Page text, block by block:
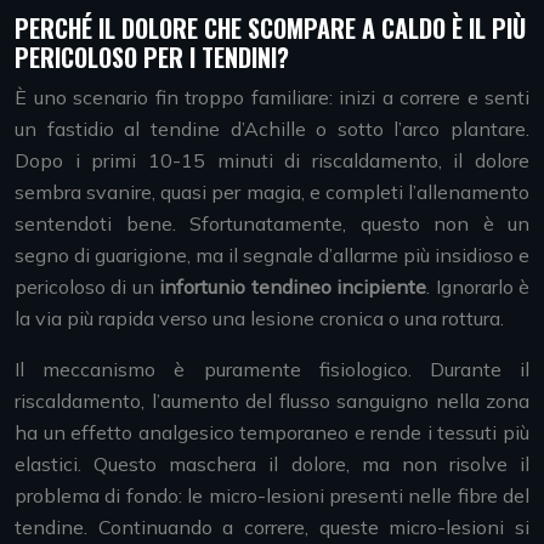
PERCHÉ IL DOLORE CHE SCOMPARE A CALDO È IL PIÙ
PERICOLOSO PER I TENDINI?
È uno scenario fin troppo familiare: inizi a correre e senti
un fastidio al tendine d’Achille o sotto l’arco plantare.
Dopo i primi 10-15 minuti di riscaldamento, il dolore
sembra svanire, quasi per magia, e completi l’allenamento
sentendoti bene. Sfortunatamente, questo non è un
segno di guarigione, ma il segnale d’allarme più insidioso e
pericoloso di un infortunio tendineo incipiente . Ignorarlo è
la via più rapida verso una lesione cronica o una rottura.
Il meccanismo è puramente fisiologico. Durante il
riscaldamento, l’aumento del flusso sanguigno nella zona
ha un effetto analgesico temporaneo e rende i tessuti più
elastici. Questo maschera il dolore, ma non risolve il
problema di fondo: le micro-lesioni presenti nelle fibre del
tendine. Continuando a correre, queste micro-lesioni si